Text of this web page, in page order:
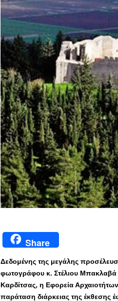
Share
Δεδομένης της μεγάλης
φωτογράφου κ. Στέλιου Μπακλαβά
Καρδίτσας, η Εφορεία
παράταση διάρκειας της έκθεσης